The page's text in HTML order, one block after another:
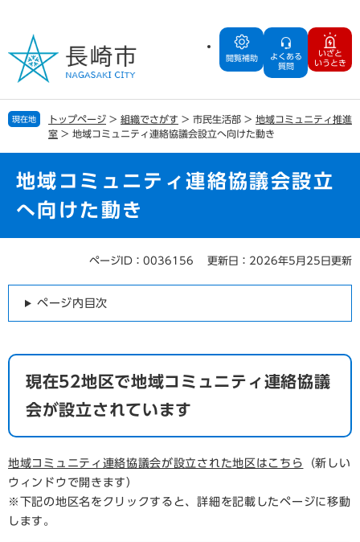
の
で
す
ー
ば
し
閲覧補助
よくある
質問
いざと
いうとき
現在地 トップページ > 組織でさがす > 市民生活部 > 地域コミュニティ推進
室 > 地域コミュニティ連絡協議会設立へ向けた動き
地域コミュニティ連絡協議会設立
へ向けた動き
ページID：0036156 更新日：2026年5月25日更新
ページ内目次
現在52地区で地域コミュニティ連絡協議
会が設立されています
地域コミュニティ連絡協議会が設立された地区はこちら
（新しい
ウィンドウで開きます）
※下記の地区名をクリックすると、詳細を記載したページに移動
します。